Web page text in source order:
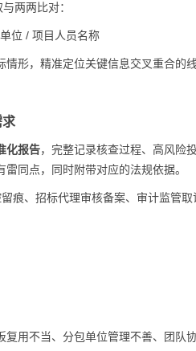
两两比对：
位 / 项目人员名称
形，精准定位关键信息交叉重合的
求
化报告，完整记录核查过程、高风险
同点，同时附带对应的法规依据。
痕、招标代理审核备案、审计监管
用不当、分包单位管理不善、团队